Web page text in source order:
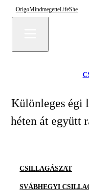
OrigoMindmegetteLifeShe
Különleges égi
héten át együtt
CSILLAGÁSZAT
SVÁBHEGYI